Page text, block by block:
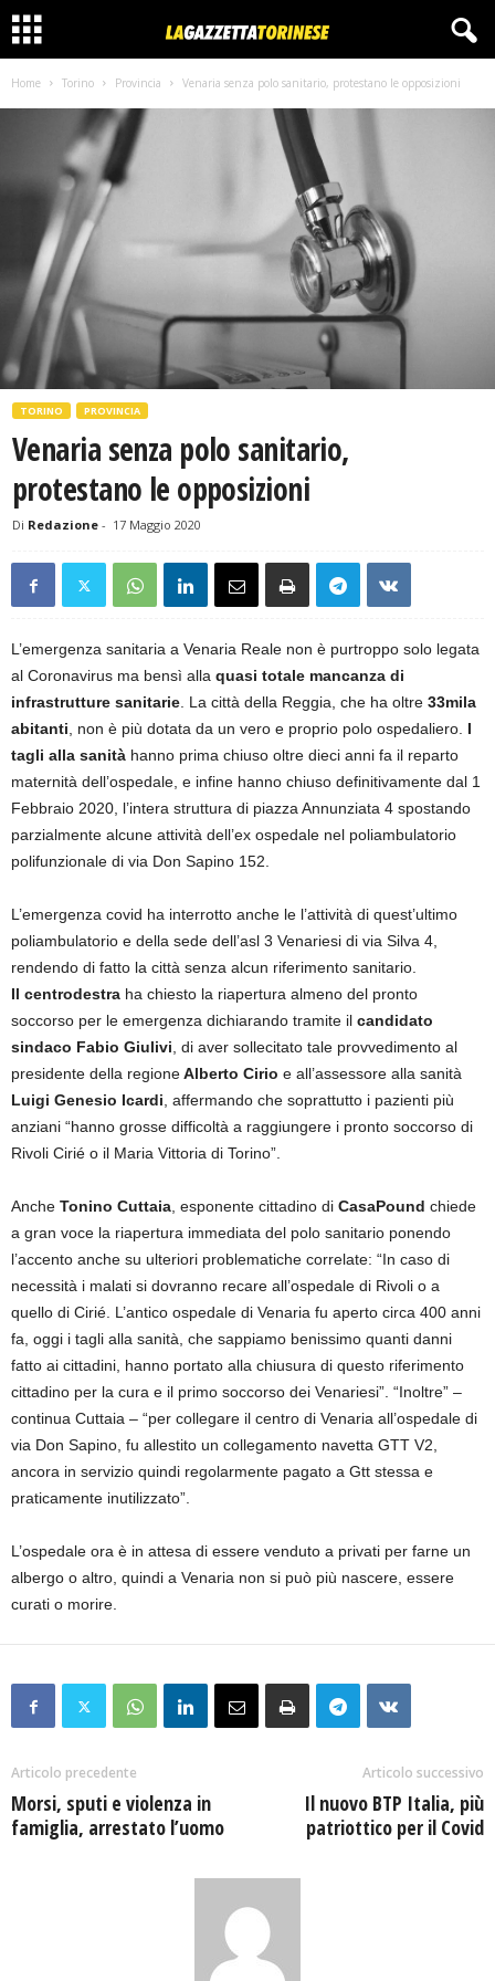
Home Torino Provincia Venaria senza polo sanitario, protestano le opposizioni
TORINO PROVINCIA
Venaria senza polo sanitario,
protestano le opposizioni
Di Redazione - 17 Maggio 2020
L’emergenza sanitaria a Venaria Reale non è purtroppo solo legata
al Coronavirus ma bensì alla quasi totale mancanza di
infrastrutture sanitarie. La città della Reggia, che ha oltre 33mila
abitanti, non è più dotata da un vero e proprio polo ospedaliero. I
tagli alla sanità hanno prima chiuso oltre dieci anni fa il reparto
maternità dell’ospedale, e infine hanno chiuso definitivamente dal 1
Febbraio 2020, l’intera struttura di piazza Annunziata 4 spostando
parzialmente alcune attività dell’ex ospedale nel poliambulatorio
polifunzionale di via Don Sapino 152.
L’emergenza covid ha interrotto anche le l’attività di quest’ultimo
poliambulatorio e della sede dell’asl 3 Venariesi di via Silva 4,
rendendo di fatto la città senza alcun riferimento sanitario.
Il centrodestra ha chiesto la riapertura almeno del pronto
soccorso per le emergenza dichiarando tramite il candidato
sindaco Fabio Giulivi, di aver sollecitato tale provvedimento al
presidente della regioneAlberto Cirio e all’assessore alla sanità
Luigi Genesio Icardi, affermando che soprattutto i pazienti più
anziani “hanno grosse difficoltà a raggiungere i pronto soccorso di
Rivoli Cirié o il Maria Vittoria di Torino”.
Anche Tonino Cuttaia, esponente cittadino di CasaPound chiede
a gran voce la riapertura immediata del polo sanitario ponendo
l’accento anche su ulteriori problematiche correlate: “In caso di
necessità i malati si dovranno recare all’ospedale di Rivoli o a
quello di Cirié. L’antico ospedale di Venaria fu aperto circa 400 anni
fa, oggi i tagli alla sanità, che sappiamo benissimo quanti danni
fatto ai cittadini, hanno portato alla chiusura di questo riferimento
cittadino per la cura e il primo soccorso dei Venariesi”. “Inoltre” –
continua Cuttaia – “per collegare il centro di Venaria all’ospedale di
via Don Sapino, fu allestito un collegamento navetta GTT V2,
ancora in servizio quindi regolarmente pagato a Gtt stessa e
praticamente inutilizzato”.
L’ospedale ora è in attesa di essere venduto a privati per farne un
albergo o altro, quindi a Venaria non si può più nascere, essere
curati o morire.
Articolo precedente
Morsi, sputi e violenza in
famiglia, arrestato l’uomo
Articolo successivo
Il nuovo BTP Italia, più
patriottico per il Covid